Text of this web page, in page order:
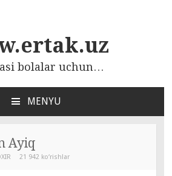
bolalar uchun…
MENYU
Ayiq
21 942 ko‘rishlar